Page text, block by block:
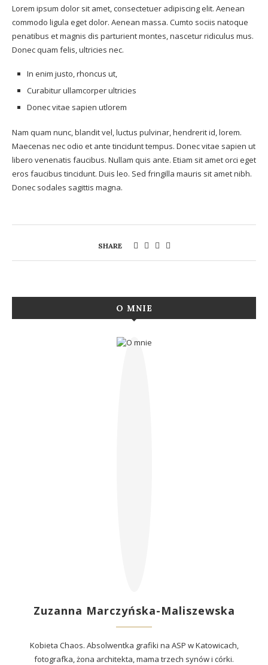
Lorem ipsum dolor sit amet, consectetuer adipiscing elit. Aenean
commodo ligula eget dolor. Aenean massa. Cumto sociis natoque
penatibus et magnis dis parturient montes, nascetur ridiculus mus.
Donec quam felis, ultricies nec.
In enim justo, rhoncus ut,
Curabitur ullamcorper ultricies
Donec vitae sapien utlorem
Nam quam nunc, blandit vel, luctus pulvinar, hendrerit id, lorem.
Maecenas nec odio et ante tincidunt tempus. Donec vitae sapien ut
libero venenatis faucibus. Nullam quis ante. Etiam sit amet orci eget
eros faucibus tincidunt. Duis leo. Sed fringilla mauris sit amet nibh.
Donec sodales sagittis magna.
SHARE
O MNIE
Zuzanna Marczyńska-Maliszewska
Kobieta Chaos. Absolwentka grafiki na ASP w Katowicach,
fotografka, żona architekta, mama trzech synów i córki.